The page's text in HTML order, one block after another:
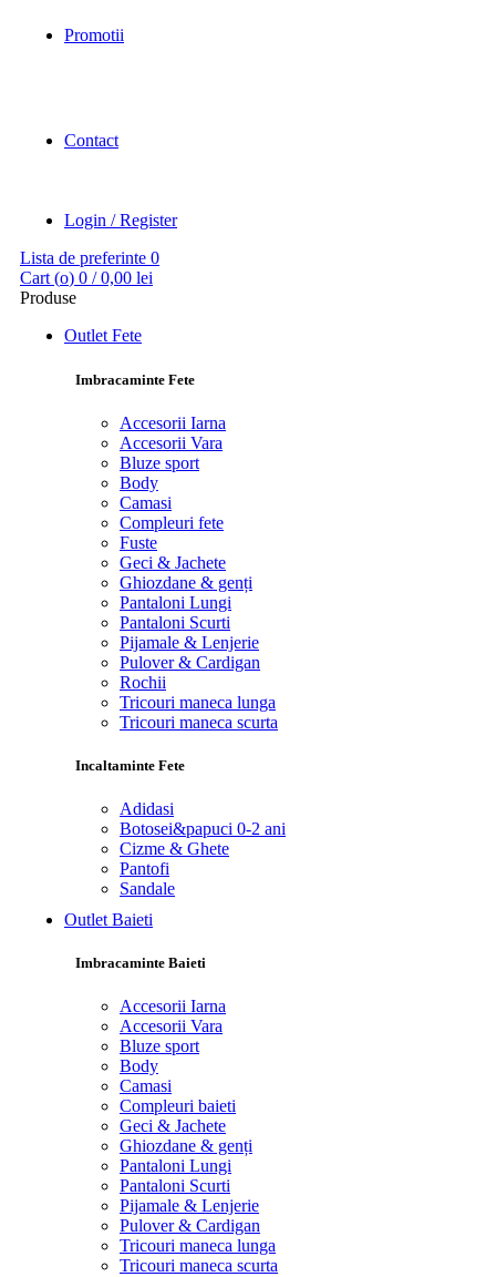
Promotii
Contact
Login / Register
Lista de preferinte 0
Cart (o) 0 / 0,00 lei
Produse
Outlet Fete
Imbracaminte Fete
Accesorii Iarna
Accesorii Vara
Bluze sport
Body
Camasi
Compleuri fete
Fuste
Geci & Jachete
Ghiozdane & genți
Pantaloni Lungi
Pantaloni Scurti
Pijamale & Lenjerie
Pulover & Cardigan
Rochii
Tricouri maneca lunga
Tricouri maneca scurta
Incaltaminte Fete
Adidasi
Botosei&papuci 0-2 ani
Cizme & Ghete
Pantofi
Sandale
Outlet Baieti
Imbracaminte Baieti
Accesorii Iarna
Accesorii Vara
Bluze sport
Body
Camasi
Compleuri baieti
Geci & Jachete
Ghiozdane & genți
Pantaloni Lungi
Pantaloni Scurti
Pijamale & Lenjerie
Pulover & Cardigan
Tricouri maneca lunga
Tricouri maneca scurta